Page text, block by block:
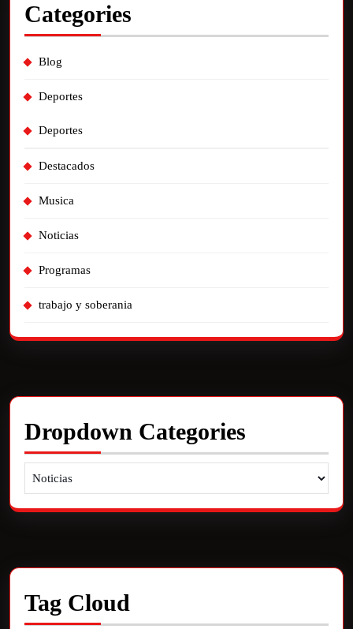
Categories
Blog
Deportes
Deportes
Destacados
Musica
Noticias
Programas
trabajo y soberania
Dropdown Categories
Tag Cloud